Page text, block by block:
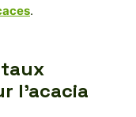
.
l’acacia